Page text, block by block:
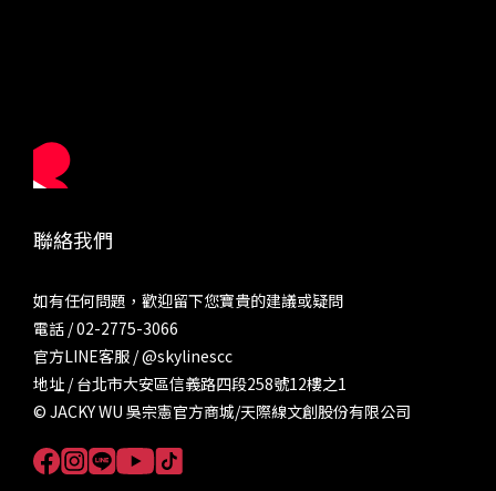
聯絡我們
如有任何問題，歡迎留下您寶貴的建議或疑問
電話 / 02-2775-3066
官方LINE客服 /@skylinescc
地址 / 台北市大安區信義路四段258號12樓之1
© JACKY WU 吳宗憲官方商城/天際線文創股份有限公司